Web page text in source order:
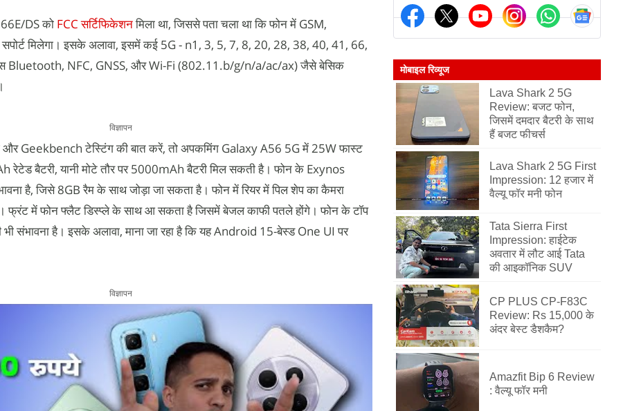
DS को FCC सर्टिफिकेशनमिला था, जिससे पता चला था कि फोन में GSM,
मिलेगा। इसके अलावा, इसमें कई 5G - n1, 3, 5, 7, 8, 20, 28, 38, 40, 41, 66,
Bluetooth, NFC, GNSS, और Wi-Fi (802.11.b/g/n/a/ac/ax) जैसे बेसिक
विज्ञापन
और Geekbench टेस्टिंग की बात करें, तो अपकमिंग Galaxy A56 5G में 25W फास्ट
रेटेड बैटरी, यानी मोटे तौर पर 5000mAh बैटरी मिल सकती है। फोन के Exynos
है, जिसे 8GB रैम के साथ जोड़ा जा सकता है। फोन में रियर में पिल शेप का कैमरा
फ्रंट में फोन फ्लैट डिस्प्ले के साथ आ सकता है जिसमें बेजल काफी पतले होंगे। फोन के टॉप
संभावना है। इसके अलावा, माना जा रहा है कि यह Android 15-बेस्ड One UI पर
विज्ञापन
मोबाइल रिव्यूज
Lava Shark 2 5G
Review: बजट फोन,
जिसमें दमदार बैटरी के साथ
हैं बजट फीचर्स
Lava Shark 2 5G First
Impression: 12 हजार में
वैल्यू फॉर मनी फोन
Tata Sierra First
Impression: हाईटेक
अवतार में लौट आई Tata
की आइकॉनिक SUV
CP PLUS CP-F83C
Review: Rs 15,000 के
अंदर बेस्ट डैशकैम?
Amazfit Bip 6 Review
: वैल्यू फॉर मनी